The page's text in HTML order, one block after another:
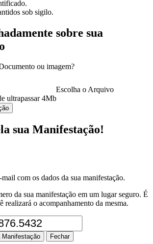
sob sigilo.
sobre sua
ou imagem?
Escolha o Arquivo
ultrapassar 4Mb
sua Manifestação!
com os dados da sua manifestação.
da sua manifestação em um lugar seguro. É
realizará o acompanhamento da mesma.
Manifestação Fechar